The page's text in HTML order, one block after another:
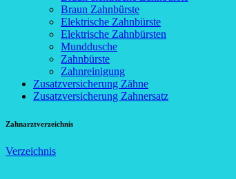
Braun Zahnbürste
Elektrische Zahnbürste
Elektrische Zahnbürsten
Munddusche
Zahnbürste
Zahnreinigung
Zusatzversicherung Zähne
Zusatzversicherung Zahnersatz
Zahnarztverzeichnis
Verzeichnis